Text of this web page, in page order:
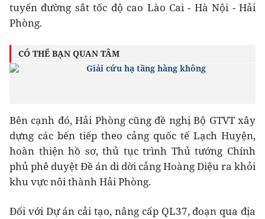
tuyến đường sắt tốc độ cao Lào Cai - Hà Nội - Hải
Phòng.
CÓ THỂ BẠN QUAN TÂM
Giải cứu hạ tầng hàng không
Bên cạnh đó, Hải Phòng cũng đề nghị Bộ GTVT xây
dựng các bến tiếp theo cảng quốc tế Lạch Huyện,
hoàn thiện hồ sơ, thủ tục trình Thủ tướng Chính
phủ phê duyệt Đề án di dời cảng Hoàng Diệu ra khỏi
khu vực nôi thành Hải Phòng.
Đối với Dự án cải tạo, nâng cấp QL37, đoạn qua địa